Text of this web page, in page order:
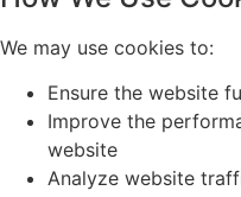
We may use cookies to:
Ensure the website
Improve the
website
Analyze website